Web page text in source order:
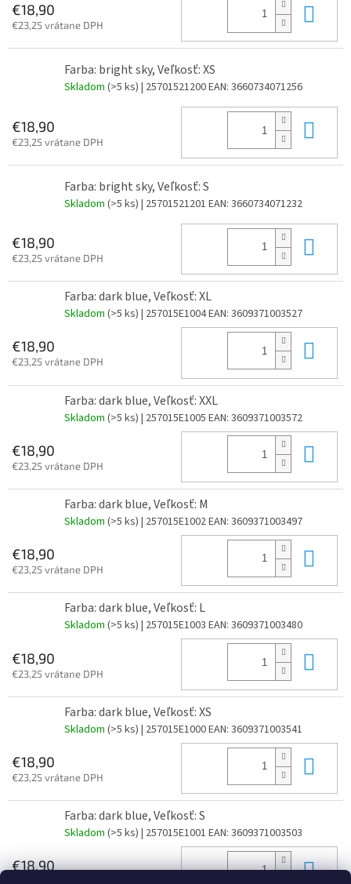
€18,90
€23,25 vrátane DPH
Farba: bright sky, Veľkosť: XS
Skladom (>5 ks) | 25701521200EAN: 3660734071256
€18,90
€23,25 vrátane DPH
Farba: bright sky, Veľkosť: S
Skladom (>5 ks) | 25701521201 EAN: 3660734071232
€18,90
€23,25 vrátane DPH
Farba: dark blue, Veľkosť: XL
Skladom (>5 ks) | 257015E1004EAN: 3609371003527
€18,90
€23,25 vrátane DPH
Farba: dark blue, Veľkosť: XXL
Skladom (>5 ks) | 257015E1005 EAN: 3609371003572
€18,90
€23,25 vrátane DPH
Farba: dark blue, Veľkosť: M
Skladom (>5 ks) | 257015E1002EAN: 3609371003497
€18,90
€23,25 vrátane DPH
Farba: dark blue, Veľkosť: L
Skladom (>5 ks) | 257015E1003 EAN: 3609371003480
€18,90
€23,25 vrátane DPH
Farba: dark blue, Veľkosť: XS
Skladom (>5 ks) | 257015E1000EAN: 3609371003541
€18,90
€23,25 vrátane DPH
Farba: dark blue, Veľkosť: S
Skladom (>5 ks) | 257015E1001 EAN: 3609371003503
€18,90 Do